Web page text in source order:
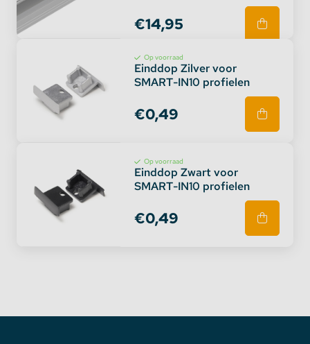
€14,95
Op voorraad
Einddop Zilver voor
SMART-IN10 profielen
€0,49
Op voorraad
Einddop Zwart voor
SMART-IN10 profielen
€0,49